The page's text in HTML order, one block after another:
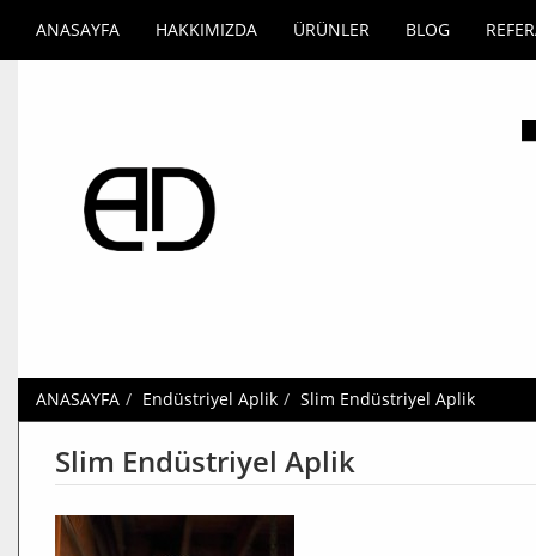
ANASAYFA HAKKIMIZDA ÜRÜNLER BLOG
ANASAYFA Endüstriyel Aplik Slim Endüstriyel Aplik
Slim Endüstriyel Aplik